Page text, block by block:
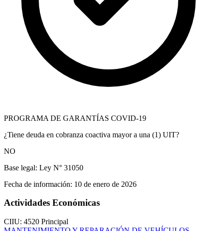
PROGRAMA DE GARANTÍAS COVID-19
¿Tiene deuda en cobranza coactiva mayor a una (1) UIT?
NO
Base legal: Ley N° 31050
Fecha de información: 10 de enero de 2026
Actividades Económicas
CIIU: 4520 Principal